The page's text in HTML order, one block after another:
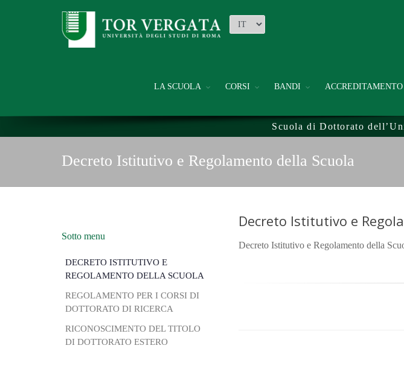
LA SCUOLA CORSI BANDI
Scuola di Dottorato
Decreto Istitutivo e Regolamento della Scuola
Sotto menu
DECRETO ISTITUTIVO E
REGOLAMENTO DELLA SCUOLA
REGOLAMENTO PER I CORSI DI
DOTTORATO DI RICERCA
RICONOSCIMENTO DEL TITOLO
DI DOTTORATO ESTERO
Decreto Istitutivo e
Decreto Istitutivo e Regolamento della